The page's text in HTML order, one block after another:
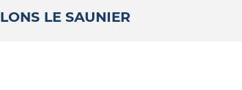
LONS LE SAUNIER